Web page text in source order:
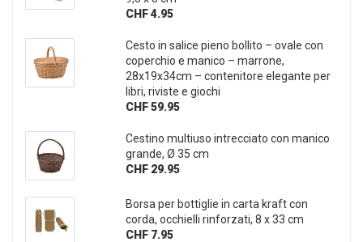
CHF 4.95
Cesto in salice pieno bollito – ovale con
coperchio e manico – marrone,
28x19x34cm – contenitore elegante per
libri, riviste e giochi
CHF 59.95
Cestino multiuso intrecciato con manico
grande, Ø 35 cm
CHF 29.95
Borsa per bottiglie in carta kraft con
corda, occhielli rinforzati, 8 x 33 cm
CHF 7.95